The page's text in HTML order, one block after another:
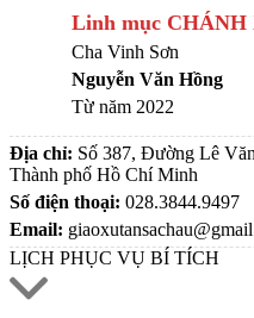
Linh mục CHÁNH
Cha Vinh Sơn
Nguyễn Văn Hồng
Từ năm 2022
Địa chỉ: Số 387, Đường Lê
Thành phố Hồ Chí Minh
Số điện thoại: 028.3844.9497
Email:
LỊCH PHỤC VỤ BÍ TÍCH